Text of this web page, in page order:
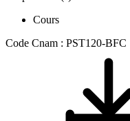
Cours
Code Cnam : PST120-BFC